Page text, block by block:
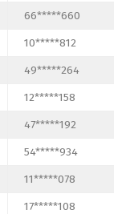
66*****660
10*****812
49*****264
12*****158
47*****192
54*****934
11*****078
17*****108